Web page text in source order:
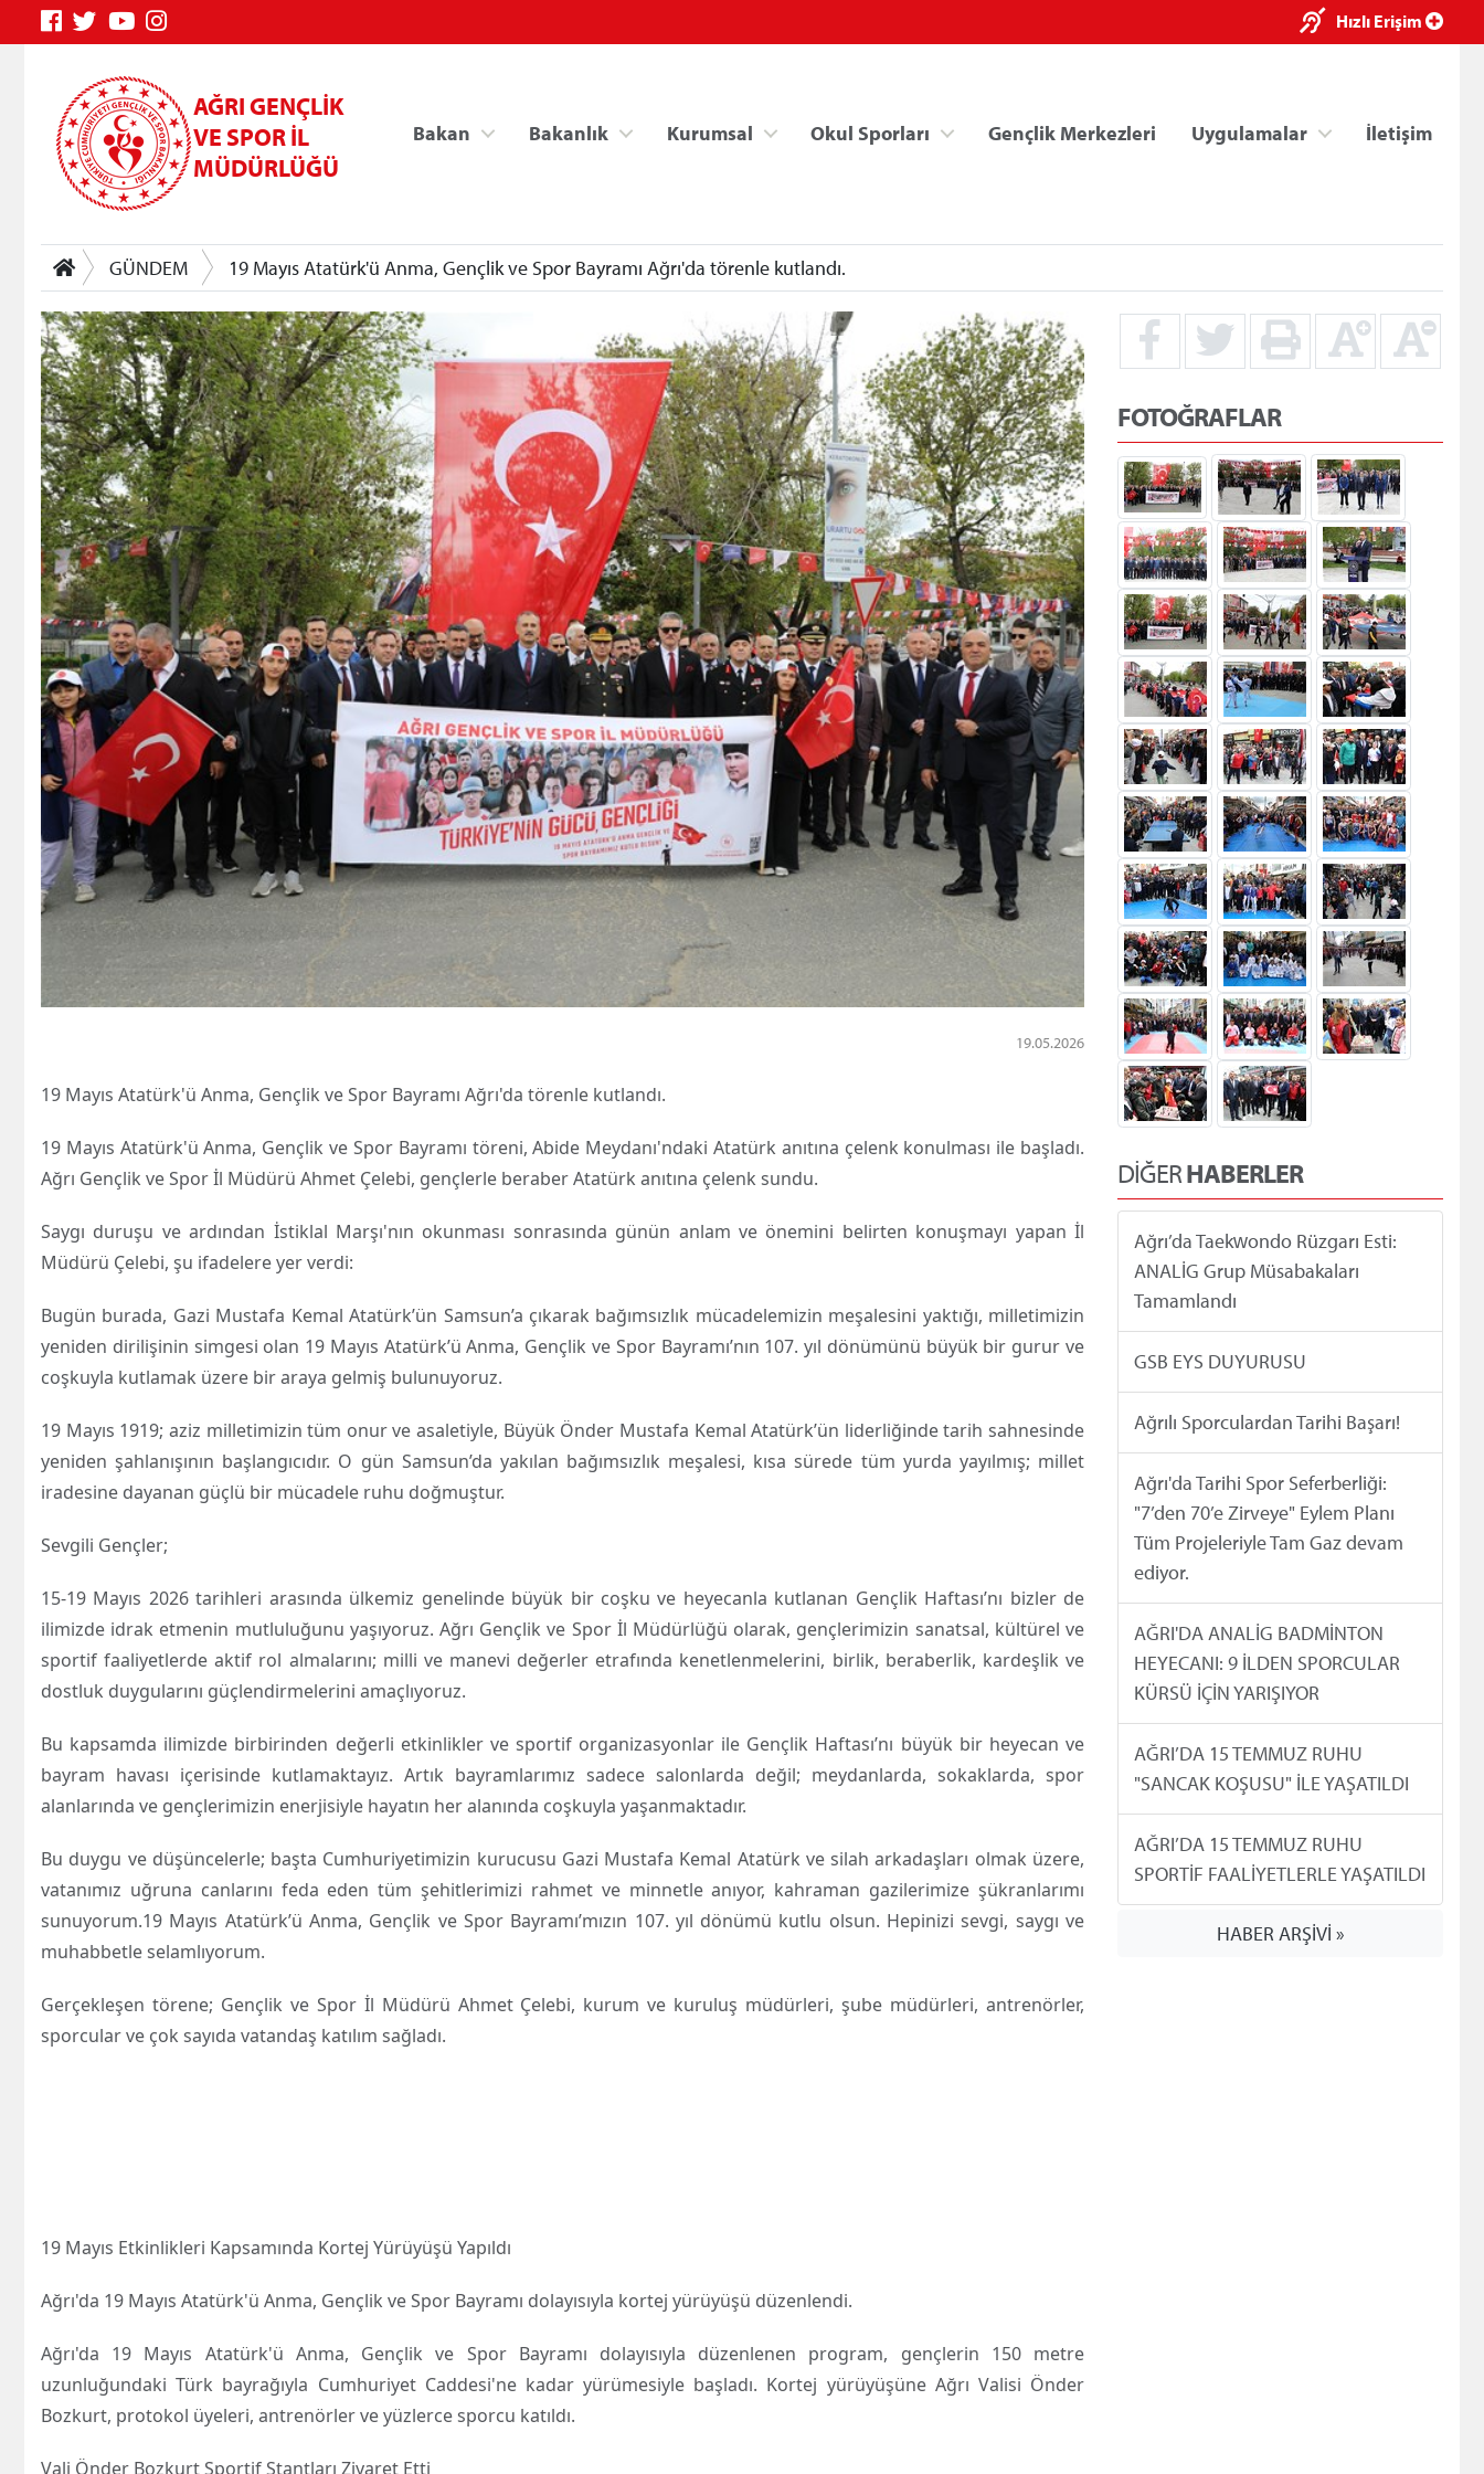
Hızlı Erişim
AĞRI GENÇLİK
VE SPOR İL
MÜDÜRLÜĞÜ
Bakan Bakanlık Kurumsal Okul Sporları Gençlik Merkezleri Uygulamalar İletişim
GÜNDEM 19 Mayıs Atatürk'ü Anma, Gençlik ve Spor Bayramı Ağrı'da törenle kutlandı.
19.05.2026
19 Mayıs Atatürk'ü Anma, Gençlik ve Spor Bayramı Ağrı'da törenle kutlandı.
19 Mayıs Atatürk'ü Anma, Gençlik ve Spor Bayramı töreni, Abide Meydanı'ndaki Atatürk anıtına çelenk konulması ile başladı.
Ağrı Gençlik ve Spor İl Müdürü Ahmet Çelebi, gençlerle beraber Atatürk anıtına çelenk sundu.
Saygı duruşu ve ardından İstiklal Marşı'nın okunması sonrasında günün anlam ve önemini belirten konuşmayı yapan İl
Müdürü Çelebi, şu ifadelere yer verdi:
Bugün burada, Gazi Mustafa Kemal Atatürk’ün Samsun’a çıkarak bağımsızlık mücadelemizin meşalesini yaktığı, milletimizin
yeniden dirilişinin simgesi olan 19 Mayıs Atatürk’ü Anma, Gençlik ve Spor Bayramı’nın 107. yıl dönümünü büyük bir gurur ve
coşkuyla kutlamak üzere bir araya gelmiş bulunuyoruz.
19 Mayıs 1919; aziz milletimizin tüm onur ve asaletiyle, Büyük Önder Mustafa Kemal Atatürk’ün liderliğinde tarih sahnesinde
yeniden şahlanışının başlangıcıdır. O gün Samsun’da yakılan bağımsızlık meşalesi, kısa sürede tüm yurda yayılmış; millet
iradesine dayanan güçlü bir mücadele ruhu doğmuştur.
Sevgili Gençler;
15-19 Mayıs 2026 tarihleri arasında ülkemiz genelinde büyük bir coşku ve heyecanla kutlanan Gençlik Haftası’nı bizler de
ilimizde idrak etmenin mutluluğunu yaşıyoruz. Ağrı Gençlik ve Spor İl Müdürlüğü olarak, gençlerimizin sanatsal, kültürel ve
sportif faaliyetlerde aktif rol almalarını; milli ve manevi değerler etrafında kenetlenmelerini, birlik, beraberlik, kardeşlik ve
dostluk duygularını güçlendirmelerini amaçlıyoruz.
Bu kapsamda ilimizde birbirinden değerli etkinlikler ve sportif organizasyonlar ile Gençlik Haftası’nı büyük bir heyecan ve
bayram havası içerisinde kutlamaktayız. Artık bayramlarımız sadece salonlarda değil; meydanlarda, sokaklarda, spor
alanlarında ve gençlerimizin enerjisiyle hayatın her alanında coşkuyla yaşanmaktadır.
Bu duygu ve düşüncelerle; başta Cumhuriyetimizin kurucusu Gazi Mustafa Kemal Atatürk ve silah arkadaşları olmak üzere,
vatanımız uğruna canlarını feda eden tüm şehitlerimizi rahmet ve minnetle anıyor, kahraman gazilerimize şükranlarımı
sunuyorum.19 Mayıs Atatürk’ü Anma, Gençlik ve Spor Bayramı’mızın 107. yıl dönümü kutlu olsun. Hepinizi sevgi, saygı ve
muhabbetle selamlıyorum.
Gerçekleşen törene; Gençlik ve Spor İl Müdürü Ahmet Çelebi, kurum ve kuruluş müdürleri, şube müdürleri, antrenörler,
sporcular ve çok sayıda vatandaş katılım sağladı.
19 Mayıs Etkinlikleri Kapsamında Kortej Yürüyüşü Yapıldı
Ağrı'da 19 Mayıs Atatürk'ü Anma, Gençlik ve Spor Bayramı dolayısıyla kortej yürüyüşü düzenlendi.
Ağrı'da 19 Mayıs Atatürk'ü Anma, Gençlik ve Spor Bayramı dolayısıyla düzenlenen program, gençlerin 150 metre
uzunluğundaki Türk bayrağıyla Cumhuriyet Caddesi'ne kadar yürümesiyle başladı. Kortej yürüyüşüne Ağrı Valisi Önder
Bozkurt, protokol üyeleri, antrenörler ve yüzlerce sporcu katıldı.
Vali Önder Bozkurt Sportif Stantları Ziyaret Etti
FOTOĞRAFLAR
DİĞERHABERLER
Ağrı’da Taekwondo Rüzgarı Esti:
ANALİG Grup Müsabakaları
Tamamlandı
GSB EYS DUYURUSU
Ağrılı Sporculardan Tarihi Başarı!
Ağrı'da Tarihi Spor Seferberliği:
"7’den 70’e Zirveye" Eylem Planı
Tüm Projeleriyle Tam Gaz devam
ediyor.
AĞRI'DA ANALİG BADMİNTON
HEYECANI: 9 İLDEN SPORCULAR
KÜRSÜ İÇİN YARIŞIYOR
AĞRI’DA 15 TEMMUZ RUHU
"SANCAK KOŞUSU" İLE YAŞATILDI
AĞRI’DA 15 TEMMUZ RUHU
SPORTİF FAALİYETLERLE YAŞATILDI
HABER ARŞİVİ »
×
Genç Bilgi Sistemi Spor Bilgi Sistemi Kredi/Yurt İşlemleri